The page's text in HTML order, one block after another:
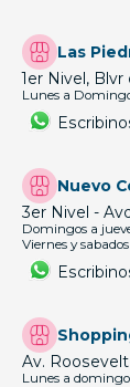
Las
1er Nivel,
Lunes a
Nuevo
3er Nivel -
Domingos a
Viernes y
Av. Roosevelt
Lunes a